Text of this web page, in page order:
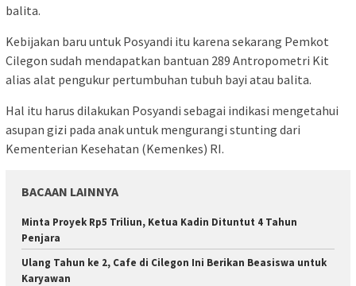
balita.
Kebijakan baru untuk Posyandi itu karena sekarang Pemkot
Cilegon sudah mendapatkan bantuan 289 Antropometri Kit
alias alat pengukur pertumbuhan tubuh bayi atau balita.
Hal itu harus dilakukan Posyandi sebagai indikasi mengetahui
asupan gizi pada anak untuk mengurangi stunting dari
Kementerian Kesehatan (Kemenkes) RI.
BACAAN LAINNYA
Minta Proyek Rp5 Triliun, Ketua Kadin Dituntut 4 Tahun
Penjara
Ulang Tahun ke 2, Cafe di Cilegon Ini Berikan Beasiswa untuk
Karyawan